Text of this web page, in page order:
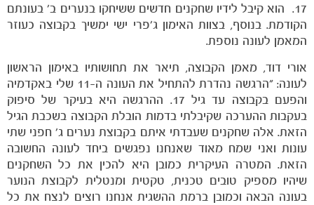
הקבוצות
17.
הוא קיבל לידיו שחקנים חדשים ששיחקו בנערים ב׳ בעונתם
הקודמת. בנוסף, בצוות האימון ג׳פרי ישי ימשיך בקבוצה כעוזר
המאמן לעונה נוספת.
אורי דוד, מאמן הקבוצה, תיאר את תחושותיו באימון הראשון
לעונה: ״הרגשה נהדרת להתחיל את העונה ה-11 שלי באקדמיה
והפעם בקבוצה עד גיל 17. ההרגשה היא בעיקר של סיפוק
בעקבות ההערכה שקיבלתי בדמות הובלת הקבוצה בשכבת הגיל
הזאת. אלה שחקנים שעבדתי איתם בקבוצת נערים ג׳ חפני שתי
עונות ואני שמח מאוד שאנחנו נפגשים ביחד לעונה החשובה
הזאת. המטרה העיקרית כמובן היא להכין את כל השחקנים
שיהיו מספיק טובים טכנית, טקטית ומנטלית לקבוצת הנוער
בעונה הבאה וכמובן ברמת ההשגית אנחנו רוצים לנצח את כל